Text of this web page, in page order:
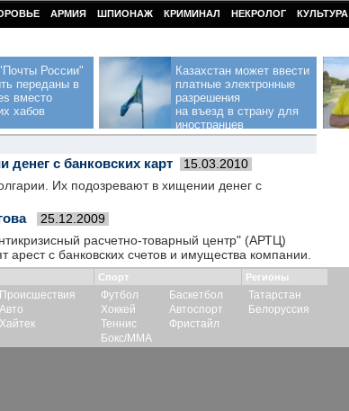
АРМИЯ ШПИОНАЖ КРИМИНАЛ НЕКРОЛОГ КУЛЬТУРА
России"
переданы в
вместо
хабов
Казахстан может ввести
платные электронные
разрешения
на въезд в страну для
иностранцев
с банковских карт 15.03.2010
Их подозревают в хищении денег с
25.12.2009
расчетно-товарный центр" (АРТЦ)
с банковских счетов и имущества компании.
Происшествия
Авто
Хайтек
Спорт
Футбол
Хоккей
Теннис
Бокс/ММА
Баскетбол
Автоспорт
Фристайл
Регионы
Татарстан
Белоруссия